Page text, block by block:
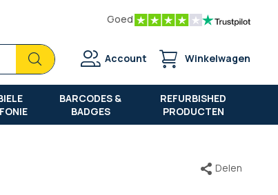
Goed
Zoek
Zoek
Account Winkelwagen
BARCODES &
BADGES
REFURBISHED
PRODUCTEN
Delen